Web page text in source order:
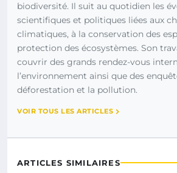
biodiversité. Il suit au quotidien les
scientifiques et politiques liées aux
climatiques, à la conservation des
protection des écosystèmes. Son
couvrir des grands rendez-vous
l’environnement ainsi que des
déforestation et la pollution.
VOIR TOUS LES ARTICLES
ARTICLES SIMILAIRES